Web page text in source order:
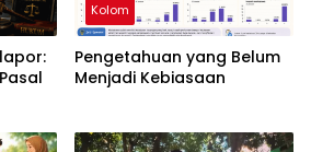
Kolom
Pengetahuan yang Belum
Menjadi Kebiasaan